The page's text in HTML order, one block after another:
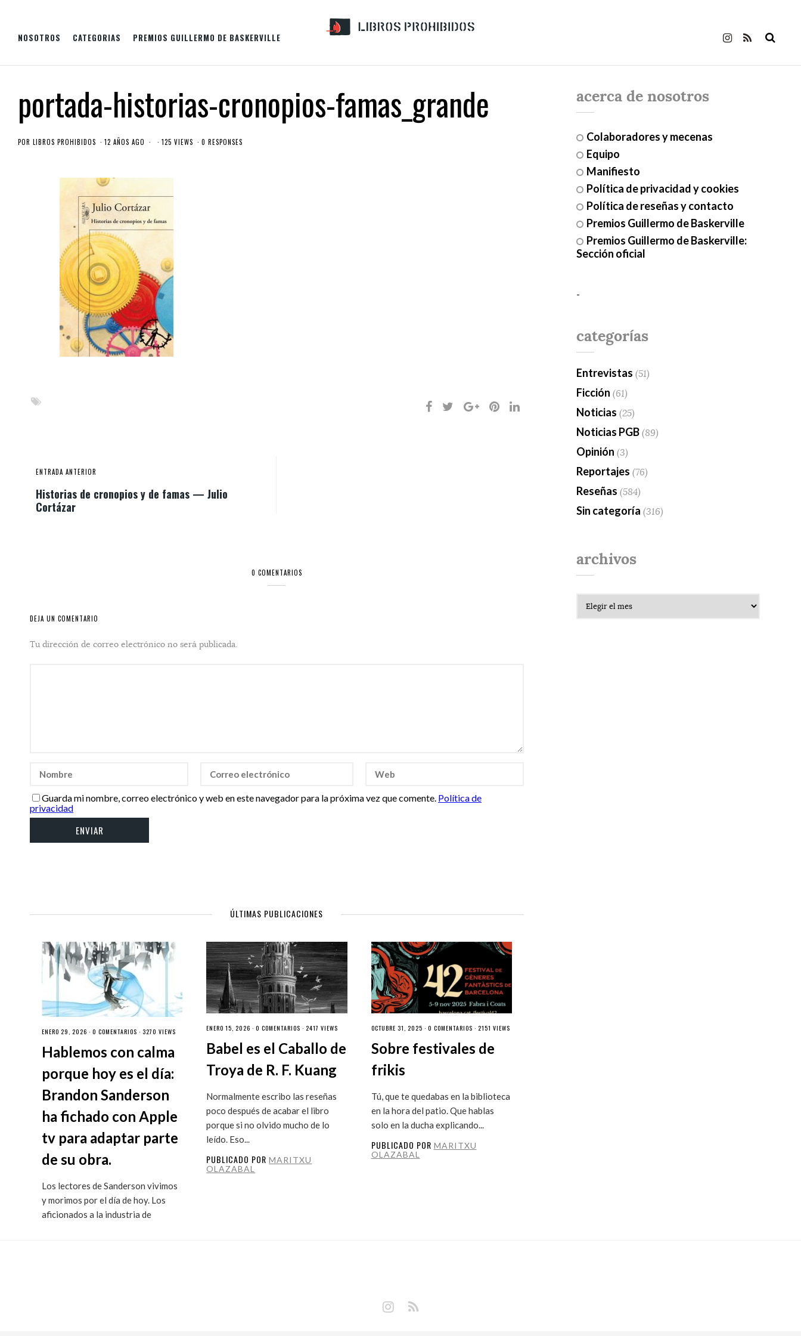
NOSOTROS CATEGORIAS PREMIOS GUILLERMO DE BASKERVILLE
portada-historias-cronopios-famas_grande
POR LIBROS PROHIBIDOS 12 AÑOS AGO 125 VIEWS 0 RESPONSES
ENTRADA ANTERIOR
Historias de cronopios y de famas — Julio
Cortázar
0 COMENTARIOS
DEJA UN COMENTARIO
Tu dirección de correo electrónico no será publicada.
Guarda mi nombre, correo electrónico y web en este navegador para la próxima vez que comente. Política de
privacidad
ÚLTIMAS PUBLICACIONES
ENERO 29, 2026 · 0 COMENTARIOS · 3270 VIEWS
Hablemos con calma
porque hoy es el día:
Brandon Sanderson
ha fichado con Apple
tv para adaptar parte
de su obra.
Los lectores de Sanderson vivimos
y morimos por el día de hoy. Los
aficionados a la industria de
ENERO 15, 2026 ·0 COMENTARIOS · 2417 VIEWS
Babel es el Caballo de
Troya de R. F. Kuang
Normalmente escribo las reseñas
poco después de acabar el libro
porque si no olvido mucho de lo
leído. Eso...
PUBLICADO PORMARITXU
OLAZABAL
OCTUBRE 31, 2025 · 0 COMENTARIOS · 2151 VIEWS
Sobre festivales de
frikis
Tú, que te quedabas en la biblioteca
en la hora del patio. Que hablas
solo en la ducha explicando...
PUBLICADO POR MARITXU
OLAZABAL
acerca de nosotros
Colaboradores y mecenas
Equipo
Manifiesto
Política de privacidad y cookies
Política de reseñas y contacto
Premios Guillermo de Baskerville
Premios Guillermo de Baskerville:
Sección oficial
-
categorías
Entrevistas (51)
Ficción (61)
Noticias (25)
Noticias PGB (89)
Opinión (3)
Reportajes (76)
Reseñas (584)
Sin categoría (316)
archivos